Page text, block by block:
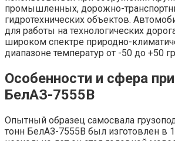
промышленных, дорожно-
гидротехнических объектов.
для работы на технологических
широком спектре природно-
диапазоне температур от -50 до +50
Особенности и сфера
БелАЗ-7555В
Опытный образец самосвала
тонн БелАЗ-7555В был изготовлен в